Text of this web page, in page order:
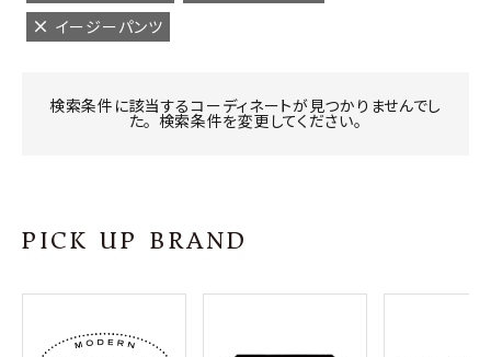
CATEGORY
プライバシーポリシー
特定商取引法について
イージーパンツ
検索条件に該当するコーディネートが見つかりませんでし
た。 検索条件を変更してください。
PICK UP BRAND